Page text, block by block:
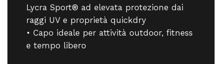
Lycra Sport® ad elevata protezione dai
raggi UV e proprietà quickdry
• Capo ideale per attività outdoor, fitness
e tempo libero